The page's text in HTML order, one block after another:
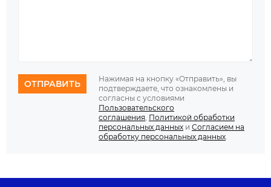
ОТПРАВИТЬ
Нажимая на кнопку «Отправить», вы
подтверждаете, что ознакомлены и
согласны с условиями
Пользовательского
соглашения, Политикой обработки
персональных данных и Согласием на
обработку персональных данных.